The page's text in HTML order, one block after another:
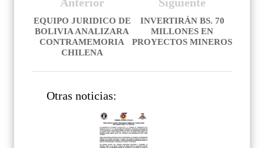
INVERTIRÁN BS. 70
MILLONES EN
PROYECTOS MINEROS
EQUIPO JURIDICO DE
BOLIVIA ANALIZARA
CONTRAMEMORIA
CHILENA
Otras noticias: